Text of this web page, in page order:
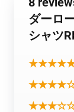
ダーロ
シャツ